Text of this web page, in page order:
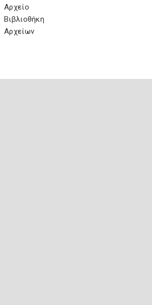
Αρχείο
Βιβλιοθήκη
Αρχείων